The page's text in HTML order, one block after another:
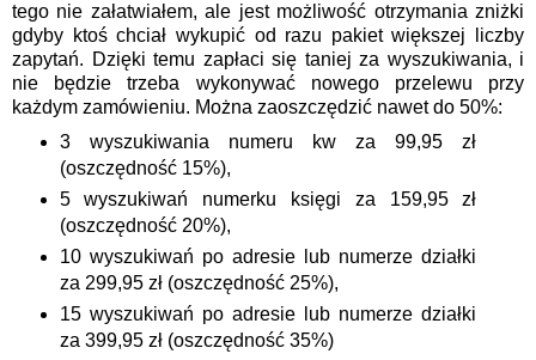
tego nie załatwiałem, ale jest możliwość otrzymania zniżki
gdyby ktoś chciał wykupić od razu pakiet większej liczby
zapytań. Dzięki temu zapłaci się taniej za wyszukiwania, i
nie będzie trzeba wykonywać nowego przelewu przy
każdym zamówieniu. Można zaoszczędzić nawet do 50%:
3 wyszukiwania numeru kw za 99,95 zł
(oszczędność 15%),
5 wyszukiwań numerku księgi za 159,95 zł
(oszczędność 20%),
10 wyszukiwań po adresie lub numerze działki
za 299,95 zł (oszczędność 25%),
15 wyszukiwań po adresie lub numerze działki
za 399,95 zł (oszczędność 35%)